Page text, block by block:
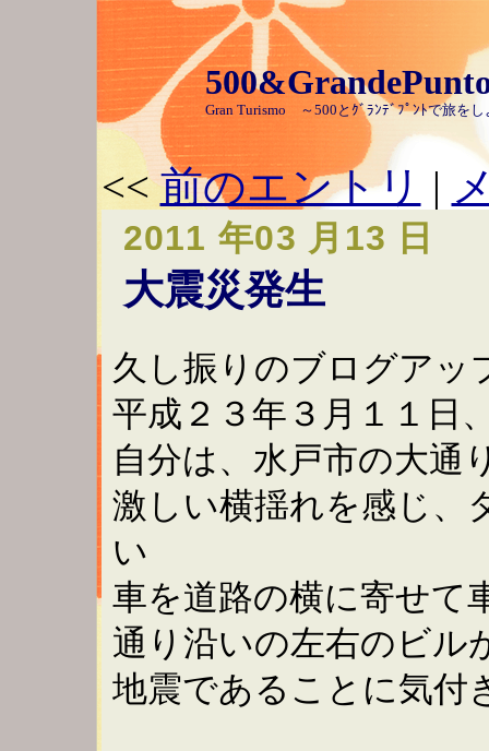
Gran Turismo ～500とｸﾞﾗﾝﾃﾞﾌﾟﾝﾄで旅を
<<前のエントリ |
2011 年03 月13 日
大震災発生
久し振りのブログアッ
平成２３年３月１１日
自分は、水戸市の大通
激しい横揺れを感じ、
い
車を道路の横に寄せて
通り沿いの左右のビル
地震であることに気付